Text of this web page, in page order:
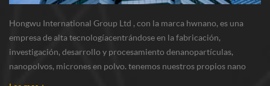
Hongwu International Group Ltd , con la marca hwnano, es una
empresa de alta tecnologíacentrándose en la fabricación,
investigación, desarrollo y procesamiento denanopartículas,
nanopolvos, micrones en polvo. tenemos nuestros propios nano